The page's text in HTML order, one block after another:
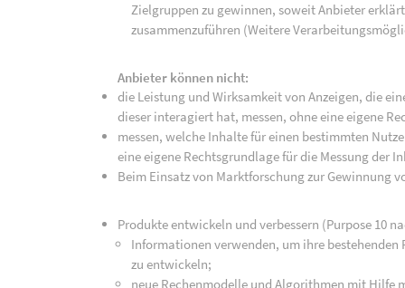
Zielgruppen zu gewinnen, soweit Anbieter
zusammenzuführen (Weitere
Anbieter können nicht:
die Leistung und Wirksamkeit von Anzeigen, die
dieser interagiert hat, messen, ohne eine eigene
messen, welche Inhalte für einen bestimmten
eine eigene Rechtsgrundlage für die Messung der
Beim Einsatz von Marktforschung zur Gewinnung
Produkte entwickeln und verbessern (Purpose 10
Informationen verwenden, um ihre bestehenden
zu entwickeln;
neue Rechenmodelle und Algorithmen mit Hilfe